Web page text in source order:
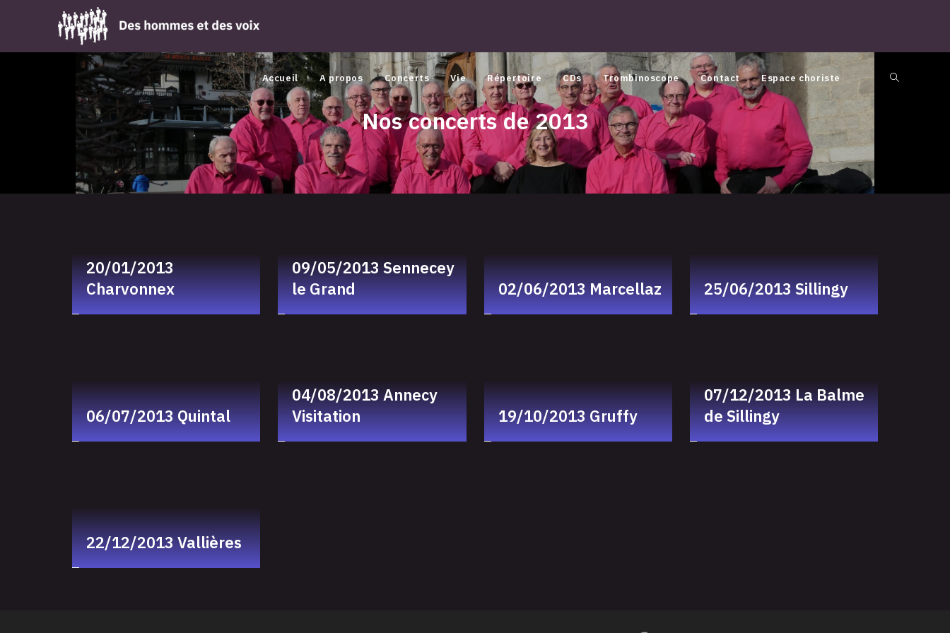
Accueil A propos Concerts Vie Répertoire CDs Trombinoscope Contact Espace choriste
Nos concerts de 2013
20/01/2013
Charvonnex
09/05/2013 Sennecey
le Grand
02/06/2013 Marcellaz 25/06/2013 Sillingy
06/07/2013 Quintal
04/08/2013 Annecy
Visitation
19/10/2013 Gruffy
07/12/2013 La Balme
de Sillingy
22/12/2013 Vallières